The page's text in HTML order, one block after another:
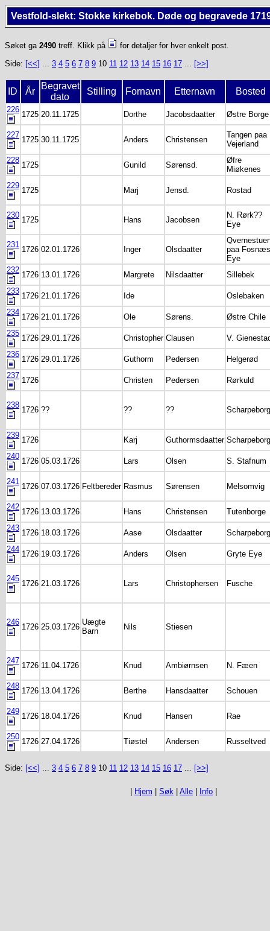
Vestfold-slekt: Stokke kirkebok. Døde og begravede
Søket ga 2490 treff. Klikk på
for detaljer for hver enkelt post.
Side: [<<] ... 3 4 5 6 7 8 9 10 11 12 13 14 15 16 17 ... [>>]
ID År
Begravet
dato
Stilling Fornavn Etternavn Bosted
226
1725 20.11.1725 Dorthe Jacobsdaatter Østre Borge
227
1725 30.11.1725 Anders Christensen
Tangen paa
Vejerland
228
1725 Gunild Sørensd.
Øfre
Miøkenes
229
1725 Marj Jensd. Rostad
230
1725 Hans Jacobsen
N. Rørk??
Eye
231
1726 02.01.1726 Inger Olsdaatter
paa Fosnæs
Eye
232
1726 13.01.1726 Margrete Nilsdaatter
Sillebek
233
1726 21.01.1726 Ide
Oslebaken
234
1726 21.01.1726 Ole Sørens.
Østre Chile
235
1726 29.01.1726 Christopher Clausen
V.
236
1726 29.01.1726 Guthorm Pedersen
Helgerød
237
1726 Christen Pedersen Rørkuld
238
1726 ?? ?? ??
239
1726 Karj Guthormsdaatter
240
1726 05.03.1726 Lars Olsen S. Stafnum
241
1726 07.03.1726 Feltbereder Rasmus Sørensen Melsomvig
242
1726 13.03.1726 Hans Christensen
Tutenborge
243
1726 18.03.1726 Aase Olsdaatter
244
1726 19.03.1726 Anders Olsen Gryte Eye
245
1726 21.03.1726 Lars Christophersen Fusche
246
1726 25.03.1726
Uægte
Barn
Nils Stiesen
247
1726 11.04.1726 Knud Ambiørnsen N. Fæen
248
1726 13.04.1726 Berthe Hansdaatter Schouen
249
1726 18.04.1726 Knud Hansen Rae
250
1726 27.04.1726 Tiøstel Andersen Russeltved
Side: [<<] ... 3 4 5 6 7 8 9 10 11 12 13 14 15 16 17 ... [>>]
Hjem Søk Alle Info